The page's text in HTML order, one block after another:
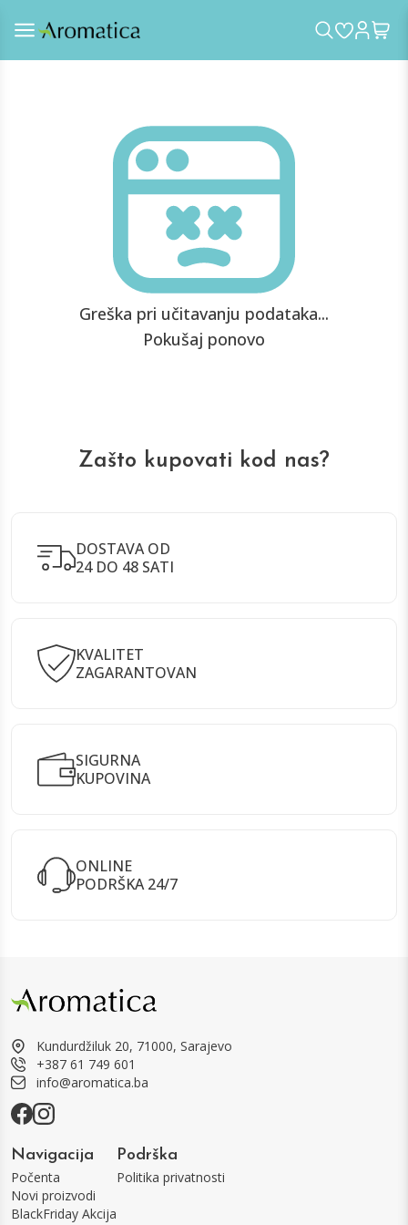
Greška pri učitavanju podataka...
Pokušaj ponovo
Zašto kupovati kod nas?
DOSTAVA OD
24 DO 48 SATI
KVALITET
ZAGARANTOVAN
SIGURNA
KUPOVINA
ONLINE
PODRŠKA 24/7
Kundurdžiluk 20, 71000, Sarajevo
+387 61 749 601
info@aromatica.ba
Navigacija
Počenta
Novi proizvodi
BlackFriday Akcija
Podrška
Politika privatnosti